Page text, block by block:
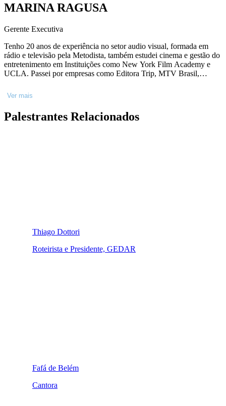
MARINA RAGUSA
Gerente Executiva
Tenho 20 anos de experiência no setor audio visual, formada em
rádio e televisão pela Metodista, também estudei cinema e gestão do
entretenimento em Instituições como New York Film Academy e
UCLA. Passei por empresas como Editora Trip, MTV Brasil,
sou Gerente de Conteúdo na Netflix Brasil. Ao longo de minha
trajetória profissional, pude atuar como produtora, pesquisadora,
conteúdo para canais, estudando de forma profunda, narrativas, o
Ver mais
Palestrantes Relacionados
Thiago Dottori
Roteirista e Presidente, GEDAR
Fafá de Belém
Cantora